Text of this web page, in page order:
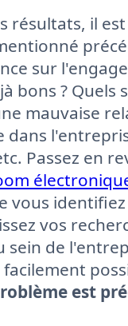
résultats, il
sur
bons ? Quels
mauvaise
dans
Passez en
vous
vos
de
facilement
est